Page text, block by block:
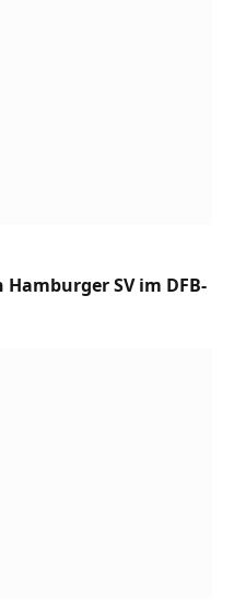
Hamburger SV im DFB-